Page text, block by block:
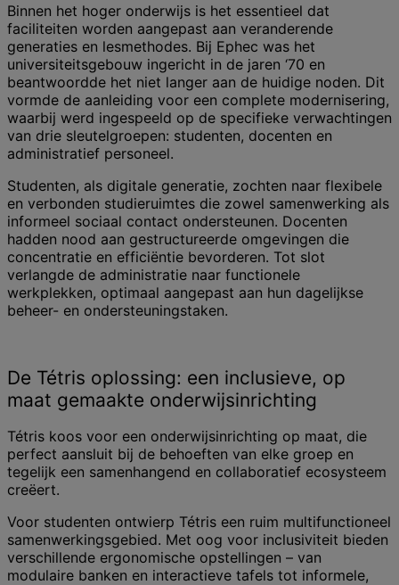
Binnen het hoger onderwijs is het essentieel dat
faciliteiten worden aangepast aan veranderende
generaties en lesmethodes. Bij Ephec was het
universiteitsgebouw ingericht in de jaren ‘70 en
beantwoordde het niet langer aan de huidige noden. Dit
vormde de aanleiding voor een complete modernisering,
waarbij werd ingespeeld op de specifieke verwachtingen
van drie sleutelgroepen: studenten, docenten en
administratief personeel.
Studenten, als digitale generatie, zochten naar flexibele
en verbonden studieruimtes die zowel samenwerking als
informeel sociaal contact ondersteunen. Docenten
hadden nood aan gestructureerde omgevingen die
concentratie en efficiëntie bevorderen. Tot slot
verlangde de administratie naar functionele
werkplekken, optimaal aangepast aan hun dagelijkse
beheer- en ondersteuningstaken.
De Tétris oplossing: een inclusieve, op
maat gemaakte onderwijsinrichting
Tétris koos voor een onderwijsinrichting op maat, die
perfect aansluit bij de behoeften van elke groep en
tegelijk een samenhangend en collaboratief ecosysteem
creëert.
Voor studenten ontwierp Tétris een ruim multifunctioneel
samenwerkingsgebied. Met oog voor inclusiviteit bieden
verschillende ergonomische opstellingen – van
modulaire banken en interactieve tafels tot informele,